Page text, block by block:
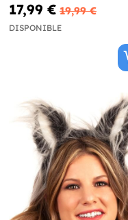
17,99 € 19,99 €
DISPONIBLE